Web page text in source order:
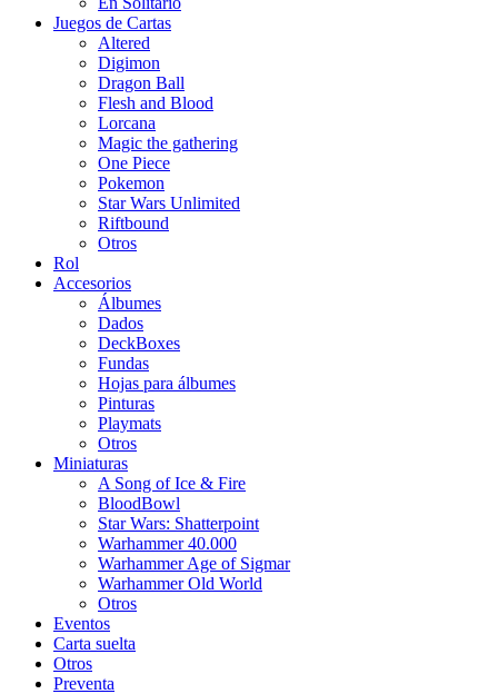
Juegos de Cartas
Altered
Digimon
Dragon Ball
Flesh and Blood
Lorcana
Magic the gathering
One Piece
Pokemon
Star Wars Unlimited
Riftbound
Otros
Rol
Accesorios
Álbumes
Dados
DeckBoxes
Fundas
Hojas para álbumes
Pinturas
Playmats
Otros
Miniaturas
A Song of Ice & Fire
BloodBowl
Star Wars: Shatterpoint
Warhammer 40.000
Warhammer Age of Sigmar
Warhammer Old World
Otros
Eventos
Carta suelta
Otros
Preventa